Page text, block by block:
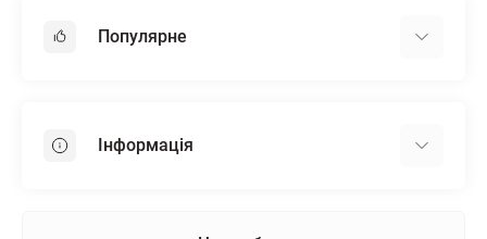
Популярне
Пінопласт
Інформація